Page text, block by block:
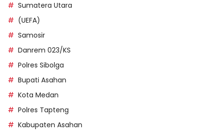
Sumatera Utara
(UEFA)
Samosir
Danrem 023/KS
Polres Sibolga
Bupati Asahan
Kota Medan
Polres Tapteng
Kabupaten Asahan